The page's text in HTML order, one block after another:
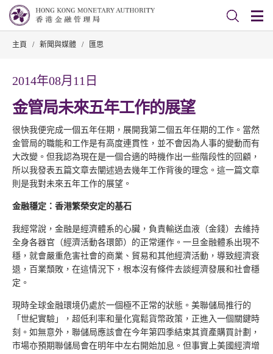
主頁 / 新聞與媒體 / 匯思
2014年08月11日
金管局未來五年工作的展望
很快我便完成一個五年任期，展開我第二個五年任期的工作。當然
金管局的職能和工作是有高度連貫性，並不會因為人事的變動而有
大改變。但我認為現在是一個合適的時機作出一些階段性的回顧，
所以我發表五篇文章去闡述過去幾年工作背後的理念。這一篇文章
則是我對未來五年工作的展望。
金融穩定：香港繁榮安定的基石
我經常說，金融是經濟體系的心臟，負責輸送血液（金錢）去維持
全身各器官（經濟活動各環節）的正常運作。一旦金融體系出現不
穩，就會嚴重危害社會的商業、貿易和其他經濟活動，導致經濟衰
退，百業頹敗，在這情況下，根本沒有條件去談經濟發展和社會穩
定。
現時全球金融環境仍處於一個極不正常的狀態。美聯儲局推行的
「世紀實驗」，超低利率和量化寬鬆貨幣政策，正進入一個關鍵時
刻。如無意外，聯儲局應該會在今年第四季結束其資產購買計劃，
市場亦預期聯儲局會在明年中左右開始加息。但事實上美國經濟增